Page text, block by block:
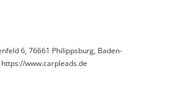
6, 76661 Philippsburg, Baden-
www.carpleads.de